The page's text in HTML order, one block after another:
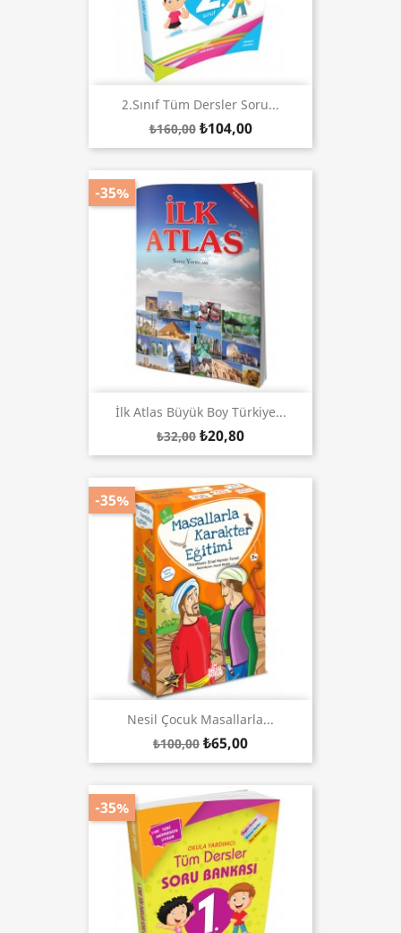
2.Sınıf Tüm Dersler Soru...
₺160,00 ₺104,00
İlk Atlas Büyük Boy Türkiye...
₺32,00 ₺20,80
-35%
Nesil Çocuk Masallarla...
₺100,00 ₺65,00
-35%
-35%